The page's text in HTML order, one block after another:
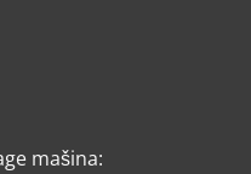
mašina: